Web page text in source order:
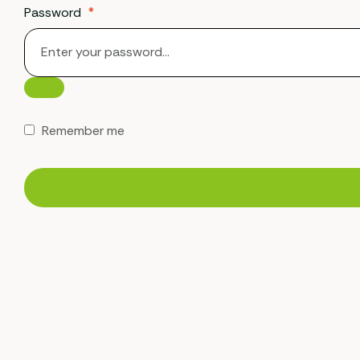
Password *
Remember me